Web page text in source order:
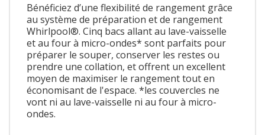
Bénéficiez d’une flexibilité de rangement grâce
au système de préparation et de rangement
Whirlpool®. Cinq bacs allant au lave-vaisselle
et au four à micro-ondes* sont parfaits pour
préparer le souper, conserver les restes ou
prendre une collation, et offrent un excellent
moyen de maximiser le rangement tout en
économisant de l'espace. *les couvercles ne
vont ni au lave-vaisselle ni au four à micro-
ondes.